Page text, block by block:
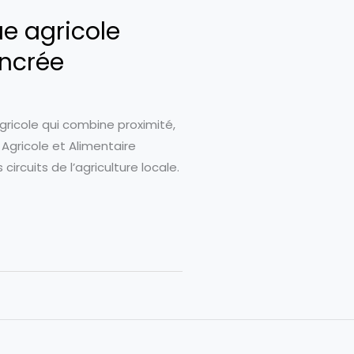
agricole
qui combine proximité,
et Alimentaire
de l’agriculture locale.